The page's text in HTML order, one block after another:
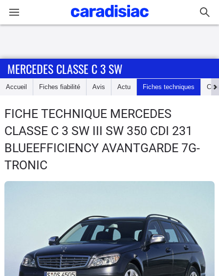
Accueil
Essais
Guide
d'achat
Electriques
Services
MERCEDES CLASSE C 3 SW
Accueil Fiches fiabilité Avis Actu Fiches techniques
FICHE TECHNIQUE MERCEDES
CLASSE C 3 SW III SW 350 CDI 231
BLUEEFFICIENCY AVANTGARDE 7G-
TRONIC